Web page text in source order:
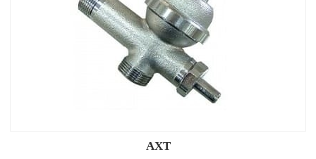
AXT